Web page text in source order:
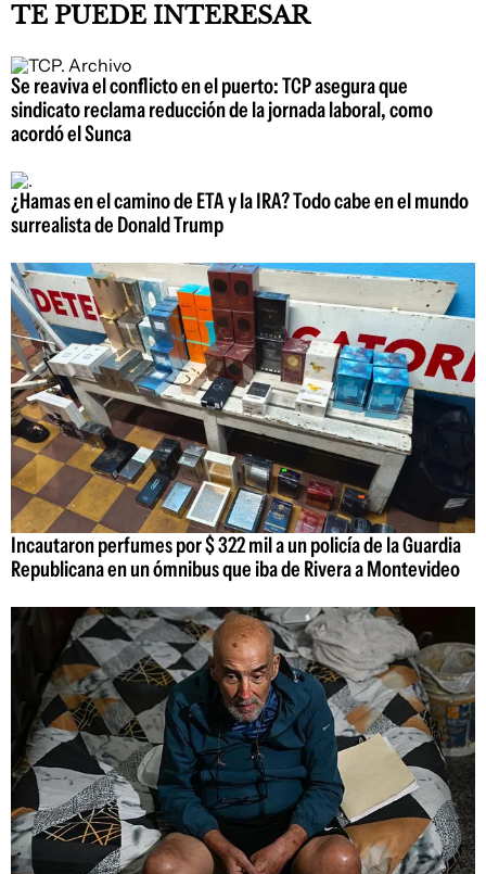
TE PUEDE INTERESAR
Se reaviva el conflicto en el puerto: TCP asegura que
sindicato reclama reducción de la jornada laboral, como
acordó el Sunca
¿Hamas en el camino de ETA y la IRA? Todo cabe en el mundo
surrealista de Donald Trump
Incautaron perfumes por $ 322 mil a un policía de la Guardia
Republicana en un ómnibus que iba de Rivera a Montevideo